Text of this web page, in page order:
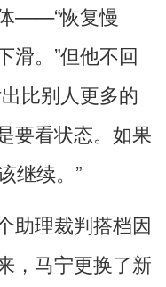
——“恢复慢
滑。”但他不回
比别人更多的
要看状态。如果
继续。”
理裁判搭档因
，马宁更换了新